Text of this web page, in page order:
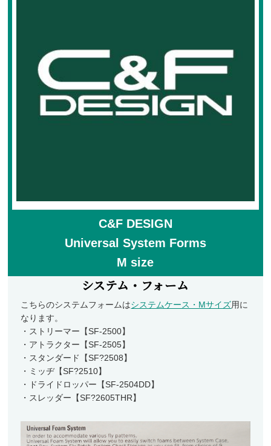
フライ（完成品）
フライケース
フライマテリアル
マテリアル
ハンドメイドルアー
ランディングネット
ランディングネット
マグネットリリーサー
ネットホルダー
レザーチェーン
メンテナンス
C&F DESIGN
Universal System Forms
M size
システム・フォーム
こちらのシステムフォームはシステムケース・Mサイズ用に
なります。
・ストリーマー【SF-2500】
・アトラクター【SF-2505】
・スタンダード【SF?2508】
・ミッヂ【SF?2510】
・ドライドロッパー【SF-2504DD】
・スレッダー【SF?2605THR】